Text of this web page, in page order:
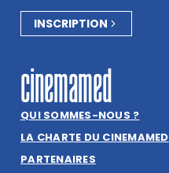
INSCRIPTION
cinemamed
QUI SOMMES-NOUS ?
LA CHARTE DU CINEMAMED
PARTENAIRES